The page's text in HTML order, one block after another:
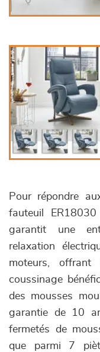
Pour répondre
fauteuil
garantit une
relaxation
moteurs,
coussinage
des mousses
garantie de 10
fermetés de
que parmi 7